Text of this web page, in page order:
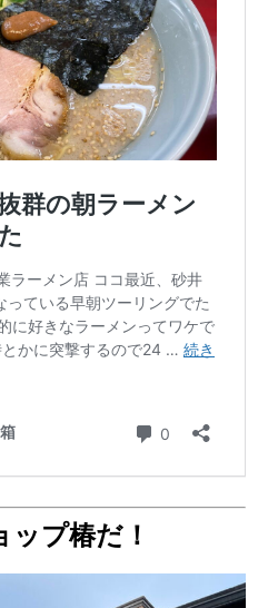
プ椿だ！